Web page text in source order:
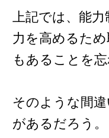
上記では、能
力を高めるた
もあることを
そのような間
があるだろう。